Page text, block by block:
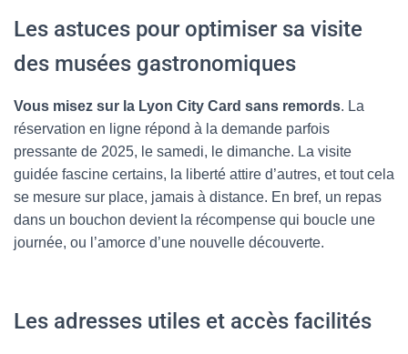
Les astuces pour optimiser sa visite
des musées gastronomiques
Vous misez sur la Lyon City Card sans remords. La
réservation en ligne répond à la demande parfois
pressante de 2025, le samedi, le dimanche. La visite
guidée fascine certains, la liberté attire d’autres, et tout cela
se mesure sur place, jamais à distance. En bref, un repas
dans un bouchon devient la récompense qui boucle une
journée, ou l’amorce d’une nouvelle découverte.
Les adresses utiles et accès facilités